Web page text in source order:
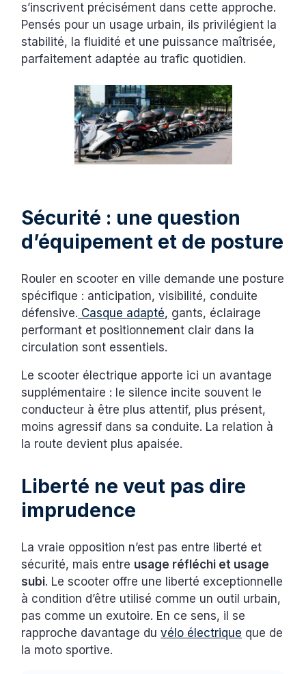
s’inscrivent précisément dans cette approche.
Pensés pour un usage urbain, ils privilégient la
stabilité, la fluidité et une puissance maîtrisée,
parfaitement adaptée au trafic quotidien.
Sécurité : une question
d’équipement et de posture
Rouler en scooter en ville demande une posture
spécifique : anticipation, visibilité, conduite
défensive. Casque adapté, gants, éclairage
performant et positionnement clair dans la
circulation sont essentiels.
Le scooter électrique apporte ici un avantage
supplémentaire : le silence incite souvent le
conducteur à être plus attentif, plus présent,
moins agressif dans sa conduite. La relation à
la route devient plus apaisée.
Liberté ne veut pas dire
imprudence
La vraie opposition n’est pas entre liberté et
sécurité, mais entre usage réfléchi et usage
subi. Le scooter offre une liberté exceptionnelle
à condition d’être utilisé comme un outil urbain,
pas comme un exutoire. En ce sens, il se
rapproche davantage duvélo électrique que de
la moto sportive.